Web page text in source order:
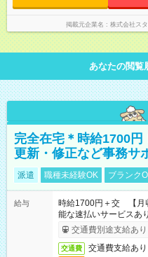
掲載元企業名 株式会社ス
あなたの閲覧
完全在宅＊時給1700
更新・修正など事務サ
派遣 職種未経験OK ブランク
給与
時給1700円＋交 【月
能な速払いサービスあり
交通費別途支給あり
交通費 交通費支給あり